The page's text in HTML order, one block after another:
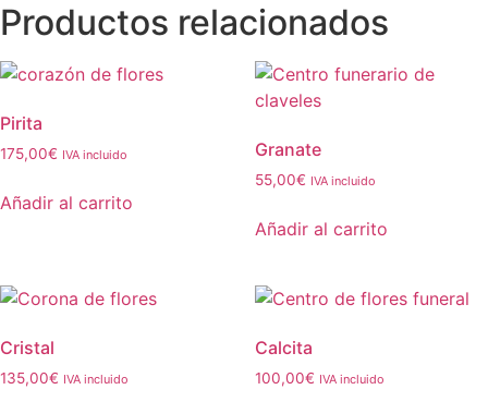
Productos relacionados
Pirita
175,00€ IVA incluido
Añadir al carrito
Granate
55,00€ IVA incluido
Añadir al carrito
Cristal
135,00€ IVA incluido
Calcita
100,00€ IVA incluido